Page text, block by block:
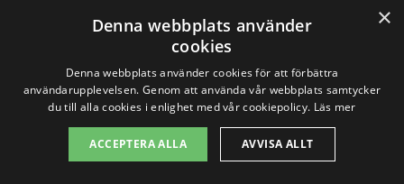
närliggande städer där du också kan hitta
experter på golvläggning.
Några av de städer som ligger nära
Sälgsjön och erbjuder
golvläggningstjänster inkluderar:
×
Denna webbplats använder
cookies
Denna webbplats använder cookies för att förbättra
användarupplevelsen. Genom att använda vår webbplats samtycker
du till alla cookies i enlighet med vår cookiepolicy. Läs mer
ACCEPTERA ALLA AVVISA ALLT